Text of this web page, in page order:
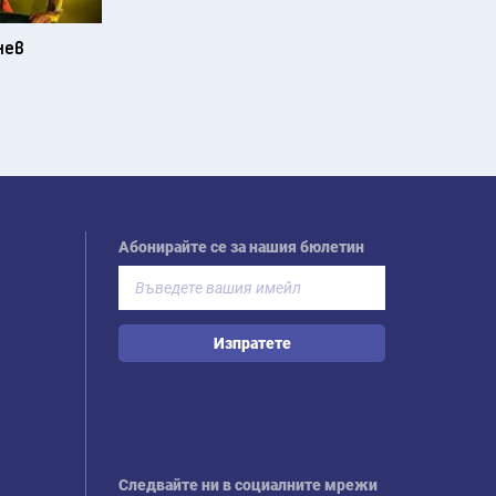
Абонирайте се за нашия бюлетин
Изпратете
Следвайте ни в социалните мрежи